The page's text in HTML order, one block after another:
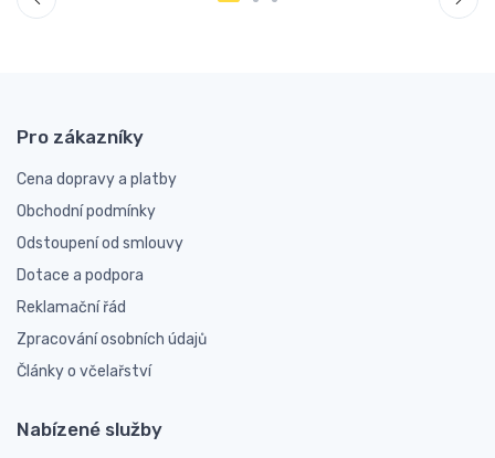
Pro zákazníky
Cena dopravy a platby
Obchodní podmínky
Odstoupení od smlouvy
Dotace a podpora
Reklamační řád
Zpracování osobních údajů
Články o včelařství
Nabízené služby